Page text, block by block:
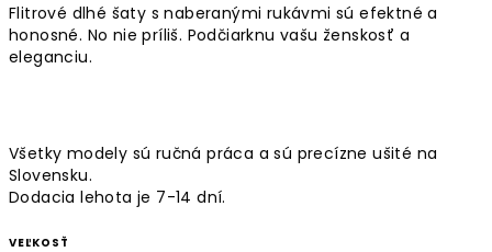
Flitrové dlhé šaty s naberanými rukávmi sú efektné a
honosné. No nie príliš. Podčiarknu vašu ženskosť a
eleganciu.
Všetky modely sú ručná práca a sú precízne ušité na
Slovensku.
Dodacia lehota je 7-14 dní.
VEĽKOSŤ